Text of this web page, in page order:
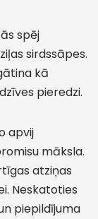
spēj
sirdssāpes.
kā
pieredzi.
apvij
māksla.
atziņas
Neskatoties
piepildījuma